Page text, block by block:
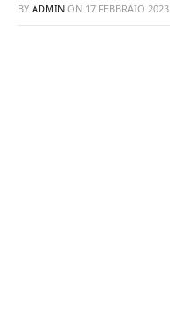
BY ADMIN ON 17 FEBBRAIO 2023